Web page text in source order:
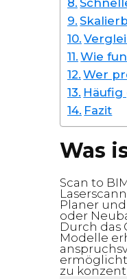
Wie
Wer
Häufig
Fazit
Was
Scan to
Planer
oder
Durch
Modelle
zu